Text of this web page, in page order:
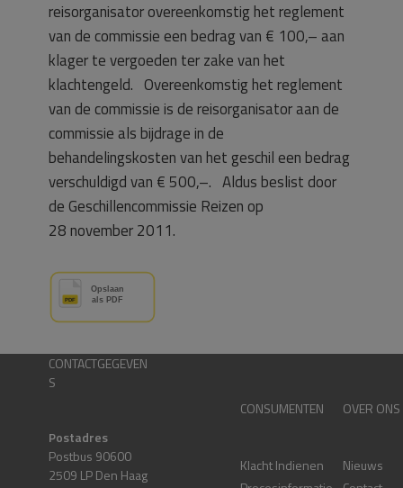
reisorganisator overeenkomstig het reglement
van de commissie een bedrag van € 100,– aan
klager te vergoeden ter zake van het
klachtengeld. Overeenkomstig het reglement
van de commissie is de reisorganisator aan de
commissie als bijdrage in de
behandelingskosten van het geschil een bedrag
verschuldigd van € 500,–. Aldus beslist door
de Geschillencommissie Reizen op
28 november 2011.
CONTACTGEGEVEN
S
Postadres
Postbus 90600
2509 LP Den Haag
CONSUMENTEN
Klacht Indienen
OVER ONS
Nieuws